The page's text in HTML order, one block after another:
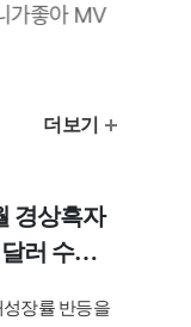
가좋아 MV